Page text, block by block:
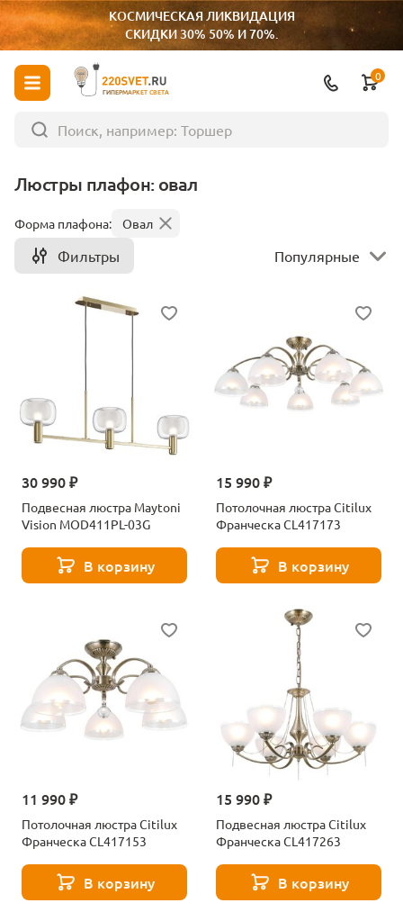
КОСМИЧЕСКАЯ ЛИКВИДАЦИЯ
СКИДКИ 30% 50% И 70%.
ГИПЕРМАРКЕТ СВЕТА
0
Люстры плафон: овал
Форма плафона: Овал
Фильтры Популярные
30 990 ₽
Подвесная люстра Maytoni
Vision MOD411PL-03G
В корзину
15 990 ₽
Потолочная люстра Citilux
Франческа CL417173
В корзину
11 990 ₽
Потолочная люстра Citilux
Франческа CL417153
В корзину
15 990 ₽
Подвесная люстра Citilux
Франческа CL417263
В корзину